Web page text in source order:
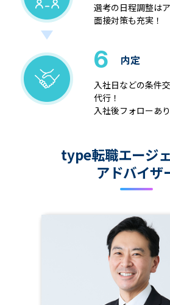
選考の日程調整は
面接対策も充実！
6 内定
入社日などの条件
代行！
入社後フォローあり
type転職エージ
アドバイザ